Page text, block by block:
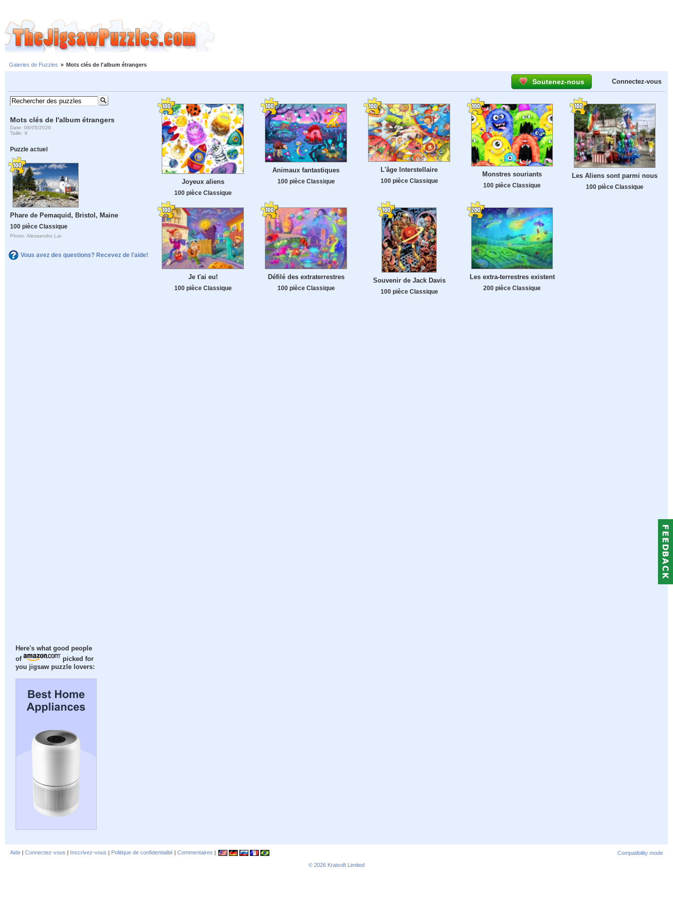
Galeries de Puzzles » Mots clés de l'album étrangers
Soutenez-nous Connectez-vous
Mots clés de l'album étrangers
Date: 08/05/2026
Taille: 9
Puzzle actuel
Phare de Pemaquid, Bristol, Maine
100 pièce Classique
Photo: Alessandro Lai
Vous avez des questions? Recevez de l'aide!
Here's what good people
of
picked for
you jigsaw puzzle lovers:
Joyeux aliens
100 pièce Classique
Animaux fantastiques
100 pièce Classique
L'âge Interstellaire
100 pièce Classique
Monstres souriants
100 pièce Classique
Les Aliens sont parmi nous
100 pièce Classique
Je t'ai eu!
100 pièce Classique
Défilé des extraterrestres
100 pièce Classique
Souvenir de Jack Davis
100 pièce Classique
Les extra-terrestres existent
200 pièce Classique
Aide | Connectez-vous | Inscrivez-vous | Politique de confidentialité | Commentaires |
Compatibility mode
© 2026 Kraisoft Limited